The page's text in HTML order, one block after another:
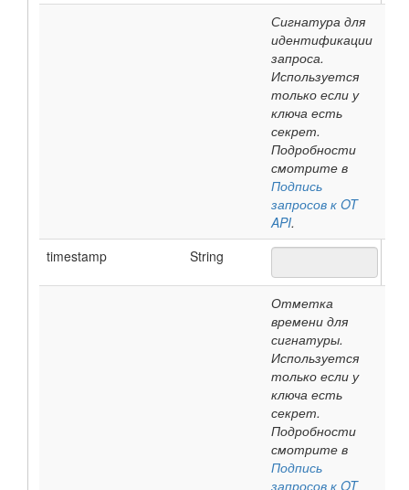
Сигнатура для
идентификации
запроса.
Используется
только если у
ключа есть
секрет.
Подробности
смотрите в
Подпись
запросов к OT
API.
timestamp
String
Отметка
времени для
сигнатуры.
Используется
только если у
ключа есть
секрет.
Подробности
смотрите в
Подпись
запросов к OT